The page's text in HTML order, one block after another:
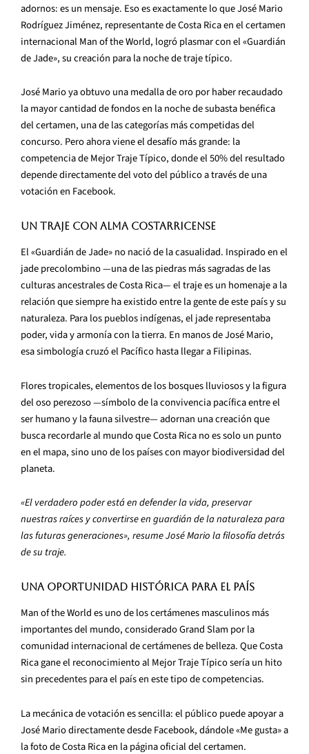
adornos: es un mensaje. Eso es exactamente lo que José Mario
Rodríguez Jiménez, representante de Costa Rica en el certamen
internacional Man of the World, logró plasmar con el «Guardián
de Jade», su creación para la noche de traje típico.
José Mario ya obtuvo una medalla de oro por haber recaudado
la mayor cantidad de fondos en la noche de subasta benéfica
del certamen, una de las categorías más competidas del
concurso. Pero ahora viene el desafío más grande: la
competencia de Mejor Traje Típico, donde el 50% del resultado
depende directamente del voto del público a través de una
votación en Facebook.
Un traje con alma costarricense
El «Guardián de Jade» no nació de la casualidad. Inspirado en el
jade precolombino —una de las piedras más sagradas de las
culturas ancestrales de Costa Rica— el traje es un homenaje a la
relación que siempre ha existido entre la gente de este país y su
naturaleza. Para los pueblos indígenas, el jade representaba
poder, vida y armonía con la tierra. En manos de José Mario,
esa simbología cruzó el Pacífico hasta llegar a Filipinas.
Flores tropicales, elementos de los bosques lluviosos y la figura
del oso perezoso —símbolo de la convivencia pacífica entre el
ser humano y la fauna silvestre— adornan una creación que
busca recordarle al mundo que Costa Rica no es solo un punto
en el mapa, sino uno de los países con mayor biodiversidad del
planeta.
«El verdadero poder está en defender la vida, preservar
nuestras raíces y convertirse en guardián de la naturaleza para
las futuras generaciones», resume José Mario la filosofía detrás
de su traje.
Una oportunidad histórica para el país
Man of the World es uno de los certámenes masculinos más
importantes del mundo, considerado Grand Slam por la
comunidad internacional de certámenes de belleza. Que Costa
Rica gane el reconocimiento al Mejor Traje Típico sería un hito
sin precedentes para el país en este tipo de competencias.
La mecánica de votación es sencilla: el público puede apoyar a
José Mario directamente desde Facebook, dándole «Me gusta» a
la foto de Costa Rica en la página oficial del certamen.